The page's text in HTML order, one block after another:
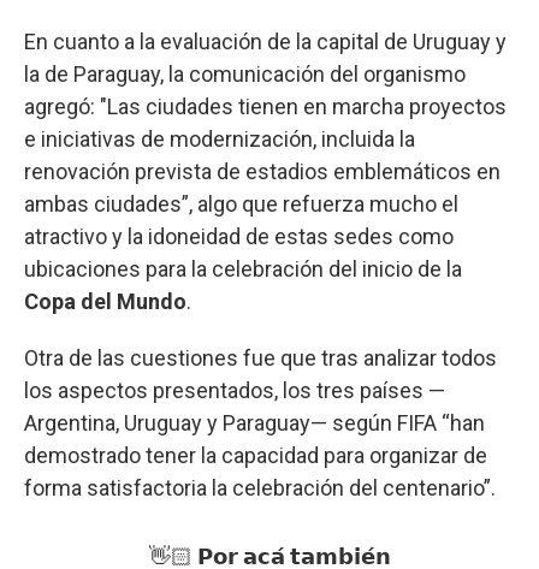
En cuanto a la evaluación de la capital de Uruguay y
la de Paraguay, la comunicación del organismo
agregó: "Las ciudades tienen en marcha proyectos
e iniciativas de modernización, incluida la
renovación prevista de estadios emblemáticos en
ambas ciudades”, algo que refuerza mucho el
atractivo y la idoneidad de estas sedes como
ubicaciones para la celebración del inicio de la
Copa del Mundo.
Otra de las cuestiones fue que tras analizar todos
los aspectos presentados, los tres países —
Argentina, Uruguay y Paraguay— según FIFA “han
demostrado tener la capacidad para organizar de
forma satisfactoria la celebración del centenario”.
👋🏻 𝗣𝗼𝗿 𝗮𝗰𝗮́ 𝘁𝗮𝗺𝗯𝗶𝗲́𝗻